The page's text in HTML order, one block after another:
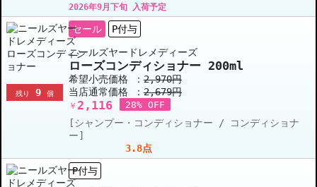
2026年9月下旬 入荷予定
残り 9 個
セール P付与
ニールズヤードレメディーズ
ローズコンディショナー 200ml
希望小売価格 ： 2,970円
当店通常価格 ： 2,679円
￥ 2,116 28% OFF
[シャンプー・コンディショナー / コンディショナ
ー]
3.8点
P付与